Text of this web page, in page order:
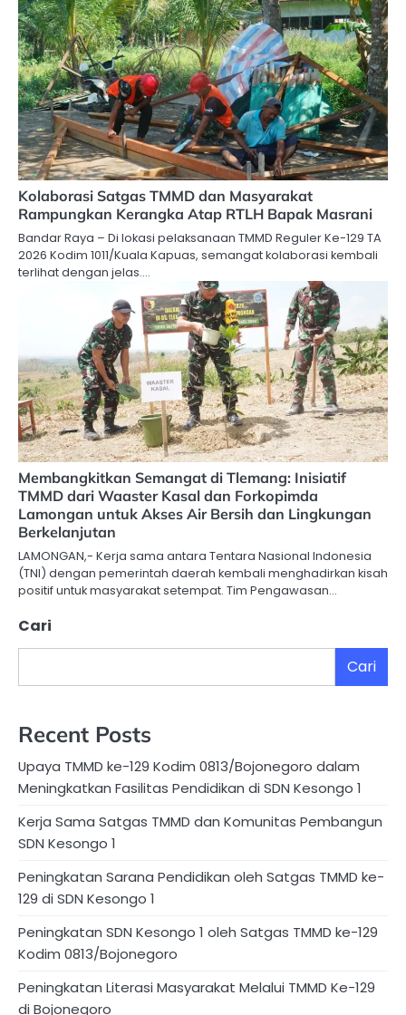
Kolaborasi Satgas TMMD dan Masyarakat
Rampungkan Kerangka Atap RTLH Bapak Masrani
Bandar Raya – Di lokasi pelaksanaan TMMD Reguler Ke-129 TA
2026 Kodim 1011/Kuala Kapuas, semangat kolaborasi kembali
terlihat dengan jelas.…
Membangkitkan Semangat di Tlemang: Inisiatif
TMMD dari Waaster Kasal dan Forkopimda
Lamongan untuk Akses Air Bersih dan Lingkungan
Berkelanjutan
LAMONGAN,- Kerja sama antara Tentara Nasional Indonesia
(TNI) dengan pemerintah daerah kembali menghadirkan kisah
positif untuk masyarakat setempat. Tim Pengawasan…
Cari
Cari
Recent Posts
Upaya TMMD ke-129 Kodim 0813/Bojonegoro dalam
Meningkatkan Fasilitas Pendidikan di SDN Kesongo 1
Kerja Sama Satgas TMMD dan Komunitas Pembangun
SDN Kesongo 1
Peningkatan Sarana Pendidikan oleh Satgas TMMD ke-
129 di SDN Kesongo 1
Peningkatan SDN Kesongo 1 oleh Satgas TMMD ke-129
Kodim 0813/Bojonegoro
Peningkatan Literasi Masyarakat Melalui TMMD Ke-129
di Bojonegoro